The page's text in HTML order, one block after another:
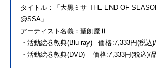
タイトル：「大黒ミサ THE END OF
@SSA」
アーティスト名義：聖飢魔Ⅱ
・活動絵巻教典(Blu-ray) 価格:7,333円(税込
・活動絵巻教典(DVD) 価格:7,333円(税込)/